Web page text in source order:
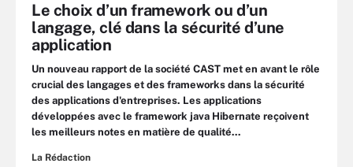
Le choix d’un framework ou d’un
langage, clé dans la sécurité d’une
application
Un nouveau rapport de la société CAST met en avant le rôle
crucial des langages et des frameworks dans la sécurité
des applications d'entreprises. Les applications
développées avec le framework java Hibernate reçoivent
les meilleurs notes en matière de qualité...
La Rédaction